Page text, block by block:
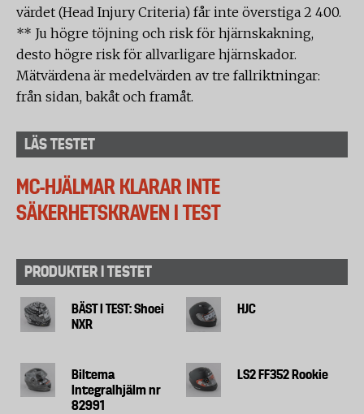
värdet (Head Injury Criteria) får inte överstiga 2 400.
** Ju högre töjning och risk för hjärnskakning,
desto högre risk för allvarligare hjärnskador.
Mätvärdena är medelvärden av tre fallriktningar:
från sidan, bakåt och framåt.
LÄS TESTET
MC-HJÄLMAR KLARAR INTE
SÄKERHETSKRAVEN I TEST
PRODUKTER I TESTET
BÄST I TEST: Shoei
NXR
HJC
Biltema
Integralhjälm nr
82991
LS2 FF352 Rookie